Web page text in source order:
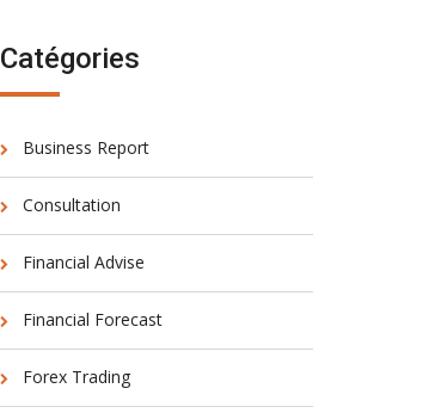
Catégories
Business Report
Consultation
Financial Advise
Financial Forecast
Forex Trading